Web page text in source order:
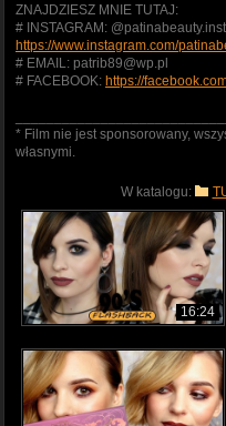
ZNAJDZIESZ MNIE TUTAJ:
# INSTAGRAM:
https://www.instagram.com/
# EMAIL: patrib89@wp.pl
# FACEBOOK: https://
* Film nie jest sponsorowany,
własnymi.
W katalogu:
16:24